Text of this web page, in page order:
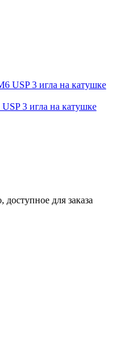
3 игла на катушке
для заказа